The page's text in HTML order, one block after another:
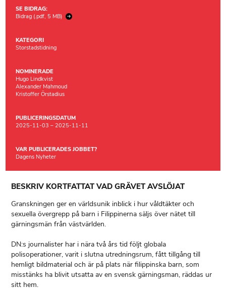
SE BIDRAG:
Bidrag (.pdf, 5 MB)
KATEGORI
Storstadstidning
NOMINERADE
Hugo Lindkvist
Alexander Mahmoud
Kristoffer Örstadius
PUBLICERINGSDATUM
2025-11-03 – 2025-11-11
VAR PUBLICERADES JOBBET?
Dagens Nyheter
BESKRIV KORTFATTAT VAD GRÄVET AVSLÖJAT
Granskningen ger en världsunik inblick i hur våldtäkter och
sexuella övergrepp på barn i Filippinerna säljs över nätet till
gärningsmän från västvärlden.
DN:s journalister har i nära två års tid följt globala
polisoperationer, varit i slutna utredningsrum, fått tillgång till
hemligt bildmaterial och är på plats när filippinska barn, som
misstänks ha blivit utsatta av en svensk gärningsman, räddas ur
sitt hem.